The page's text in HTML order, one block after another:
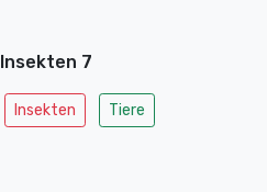
Insekten 7
Insekten Tiere